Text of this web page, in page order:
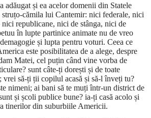
adăugat și ea acelor domenii din Statele
struțo-cămila lui Cantemir: nici federale, nici
nici republicane, nici de stânga, nici de
în lupte partinice animate nu de vreo
și lupta pentru voturi. Ceea ce
este posibilitatea de a alege, despre
Matei, cel puțin când vine vorba de
sunt câte-ți dorești și de toate
să-ți ții copilul acasă și să-l înveți tu?
nimeni; ai bani să te muți într-un district de
și școli publice bune? ia-ți casă acolo și
tinerilor din suburbiile Americii.